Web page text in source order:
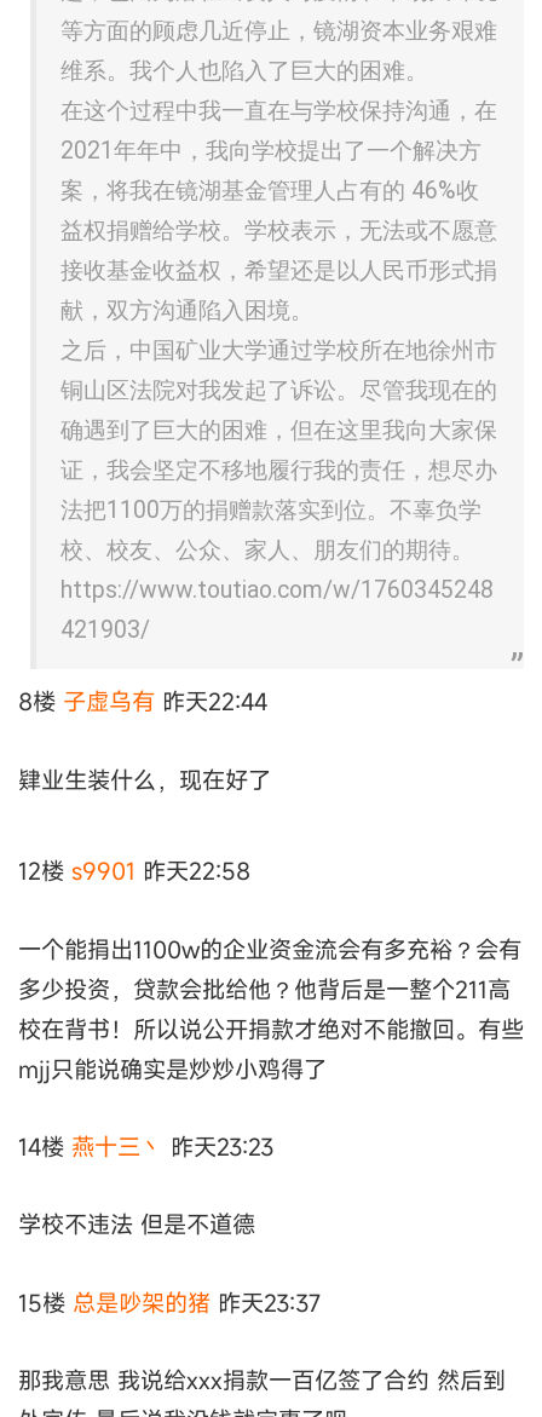
等方面的顾虑几近停止，镜湖资本业务艰难
维系。我个人也陷入了巨大的困难。
在这个过程中我一直在与学校保持沟通，在
2021年年中，我向学校提出了一个解决方
案，将我在镜湖基金管理人占有的 46%收
益权捐赠给学校。学校表示，无法或不愿意
接收基金收益权，希望还是以人民币形式捐
献，双方沟通陷入困境。
之后，中国矿业大学通过学校所在地徐州市
铜山区法院对我发起了诉讼。尽管我现在的
确遇到了巨大的困难，但在这里我向大家保
证，我会坚定不移地履行我的责任，想尽办
法把1100万的捐赠款落实到位。不辜负学
校、校友、公众、家人、朋友们的期待。
https://www.toutiao.com/w/1760345248
421903/
8楼 子虚乌有 昨天22:44
肄业生装什么，现在好了
12楼 s9901 昨天22:58
一个能捐出1100w的企业资金流会有多充裕？会有
多少投资，贷款会批给他？他背后是一整个211高
校在背书！所以说公开捐款才绝对不能撤回。有些
mjj只能说确实是炒炒小鸡得了
14楼 燕十三丶 昨天23:23
学校不违法 但是不道德
15楼 总是吵架的猪 昨天23:37
那我意思 我说给xxx捐款一百亿签了合约 然后到